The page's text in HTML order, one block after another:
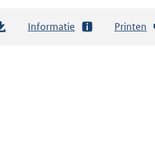
Informatie Printen